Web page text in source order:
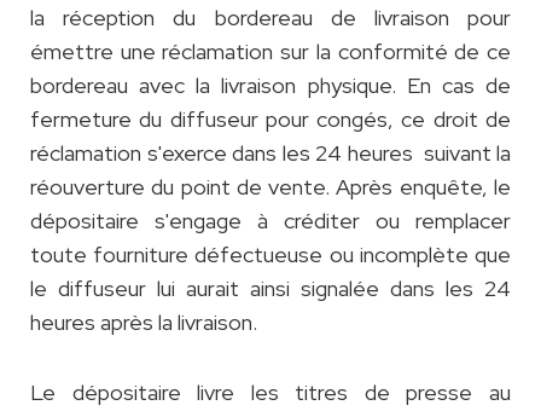
la réception du bordereau de livraison pour
émettre une réclamation sur la conformité de ce
bordereau avec la livraison physique. En cas de
fermeture du diffuseur pour congés, ce droit de
réclamation s'exerce dans les 24 heures suivant la
réouverture du point de vente. Après enquête, le
dépositaire s'engage à créditer ou remplacer
toute fourniture défectueuse ou incomplète que
le diffuseur lui aurait ainsi signalée dans les 24
heures après la livraison.
Le dépositaire livre les titres de presse au